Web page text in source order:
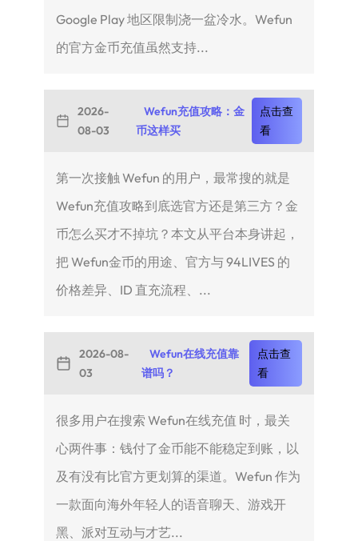
Google Play 地区限制浇一盆冷水。Wefun
的官方金币充值虽然支持...
2026-
08-03
Wefun充值攻略：金
币这样买
点击查
看
第一次接触 Wefun 的用户，最常搜的就是
Wefun充值攻略到底选官方还是第三方？金
币怎么买才不掉坑？本文从平台本身讲起，
把 Wefun金币的用途、官方与 94LIVES 的
价格差异、ID 直充流程、...
2026-08-
03
Wefun在线充值靠
谱吗？
点击查
看
很多用户在搜索 Wefun在线充值 时，最关
心两件事：钱付了金币能不能稳定到账，以
及有没有比官方更划算的渠道。Wefun 作为
一款面向海外年轻人的语音聊天、游戏开
黑、派对互动与才艺...